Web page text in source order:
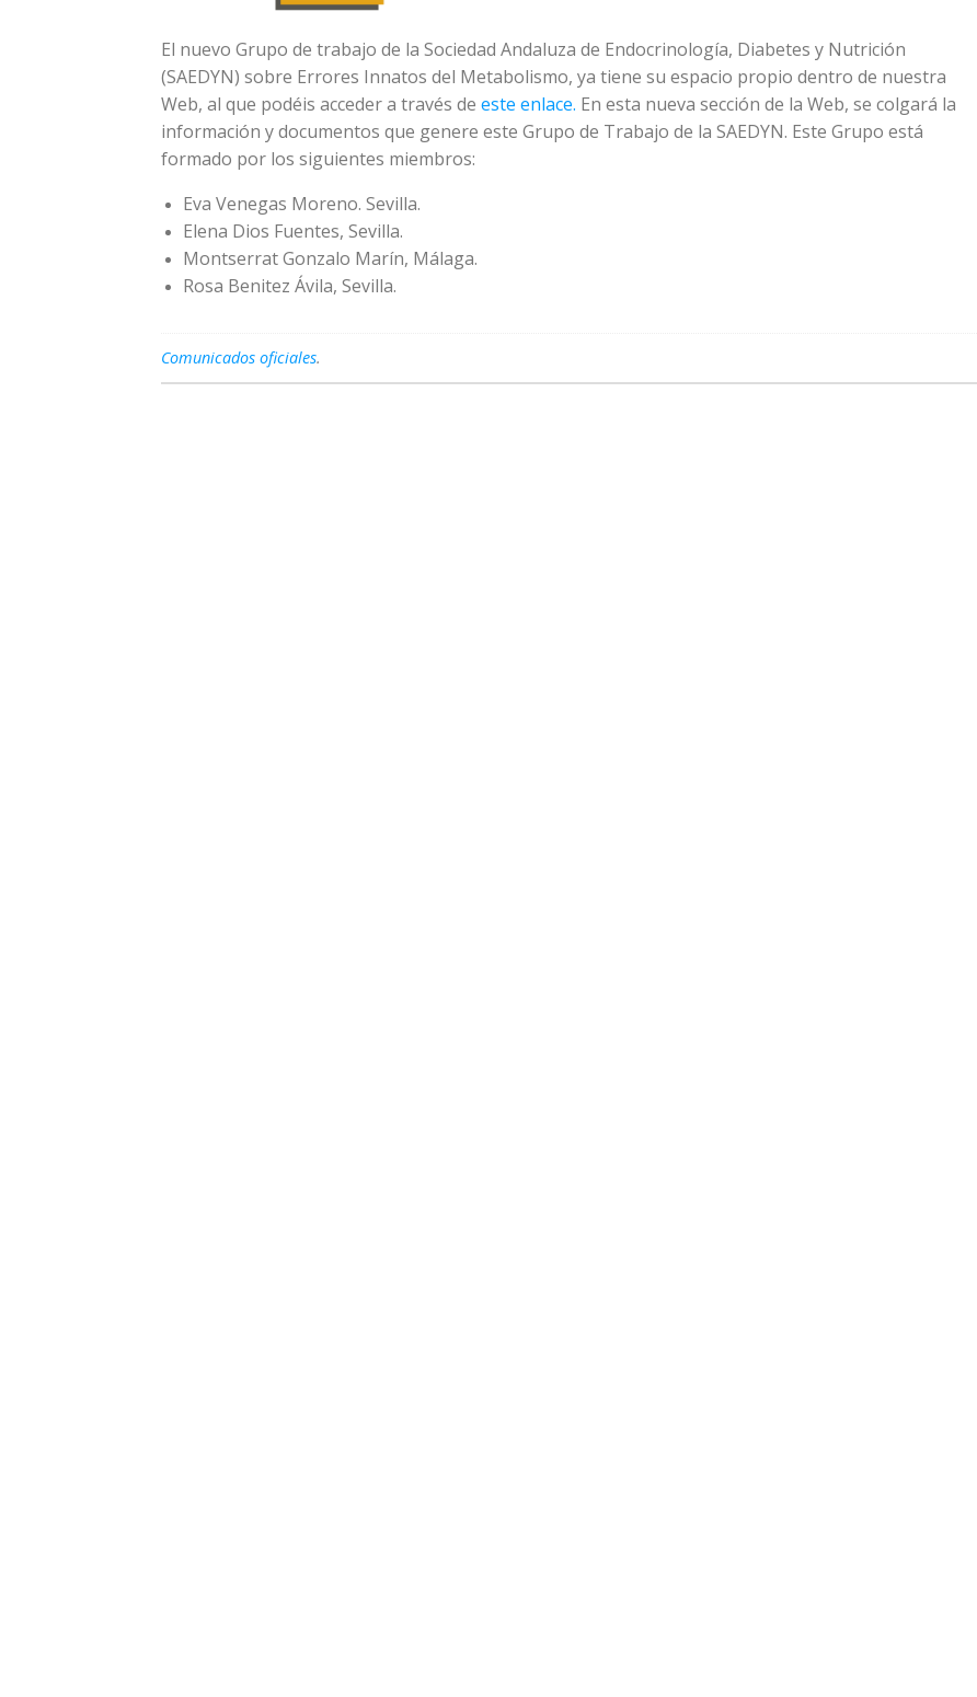
El nuevo Grupo de trabajo de la Sociedad Andaluza de Endocrinología, Diabetes y Nutrición
(SAEDYN) sobre Errores Innatos del Metabolismo, ya tiene su espacio propio dentro de nuestra
Web, al que podéis acceder a través de este enlace. En esta nueva sección de la Web, se colgará la
información y documentos que genere este Grupo de Trabajo de la SAEDYN. Este Grupo está
formado por los siguientes miembros:
Eva Venegas Moreno. Sevilla.
Elena Dios Fuentes, Sevilla.
Montserrat Gonzalo Marín, Málaga.
Rosa Benitez Ávila, Sevilla.
Comunicados oficiales.